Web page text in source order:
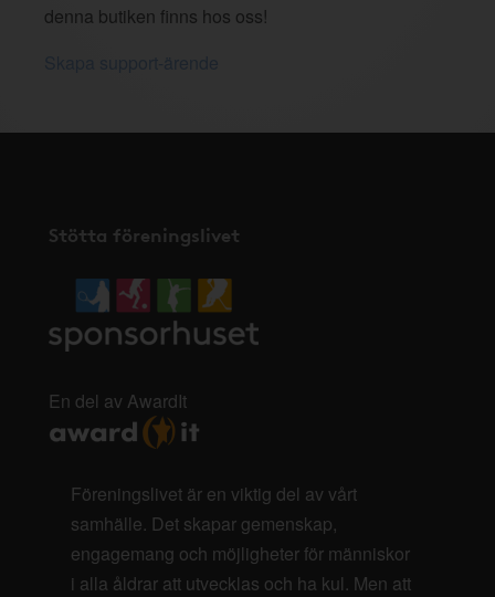
denna butiken finns hos oss!
Stötta föreningslivet
En del av AwardIt
Föreningslivet är en viktig del av vårt
samhälle. Det skapar gemenskap,
engagemang och möjligheter för människor
i alla åldrar att utvecklas och ha kul. Men att